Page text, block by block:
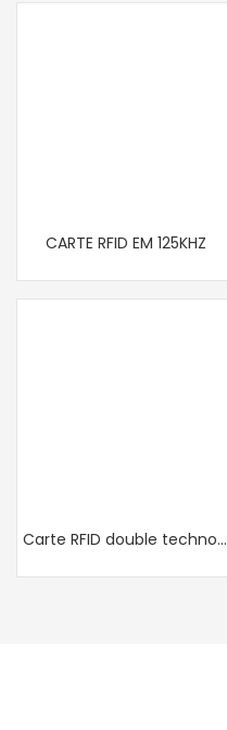
CARTE RFID EM 125KHZ
Carte RFID double technologie au Maroc